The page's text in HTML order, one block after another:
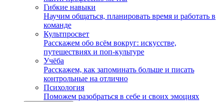
Гибкие навыки
Научим общаться, планировать время и работать в
команде
Культпросвет
Расскажем обо всём вокруг: искусстве,
путешествиях и поп-культуре
Учёба
Расскажем, как запоминать больше и писать
контрольные на отлично
Психология
Поможем разобраться в себе и своих эмоциях